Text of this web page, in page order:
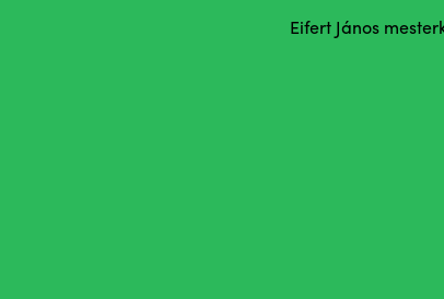
Eifert János